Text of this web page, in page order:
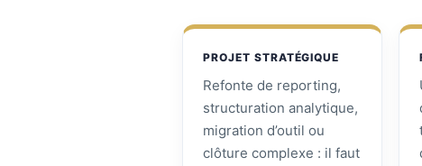
PROJET STRATÉGIQUE
Refonte de reporting,
structuration analytique,
migration d’outil ou
clôture complexe : il faut